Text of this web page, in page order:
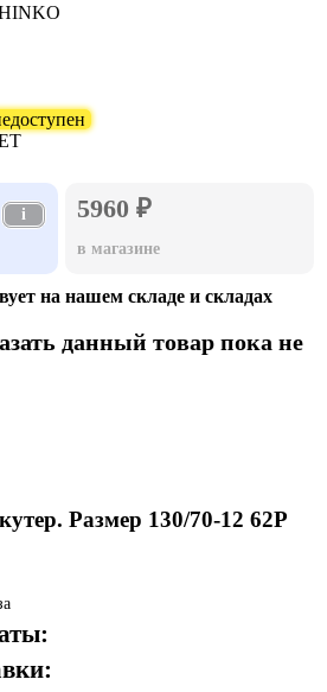
i
5960 ₽
в магазине
на нашем складе и складах
данный товар пока не
Размер 130/70-12 62P